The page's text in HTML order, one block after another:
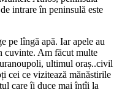
intrare în peninsulă este
pe lîngă apă. Iar apele au
cuvinte. Am făcut multe
ultimul oraș..civil
cei ce vizitează mănăstirile
care îi duce mai întîi la